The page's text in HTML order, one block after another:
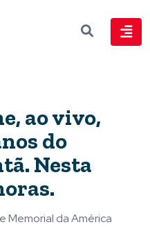
ao vivo,
do
Nesta
Memorial da América